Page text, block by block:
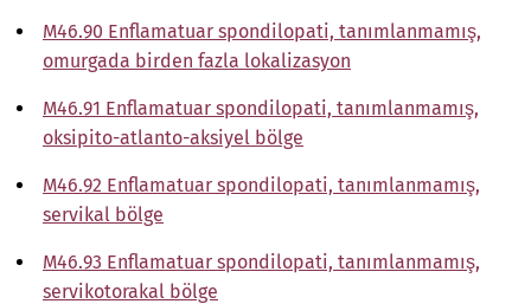
M46.90 Enflamatuar spondilopati, tanımlanmamış,
omurgada birden fazla lokalizasyon
M46.91 Enflamatuar spondilopati, tanımlanmamış,
oksipito-atlanto-aksiyel bölge
M46.92 Enflamatuar spondilopati, tanımlanmamış,
servikal bölge
M46.93 Enflamatuar spondilopati, tanımlanmamış,
servikotorakal bölge